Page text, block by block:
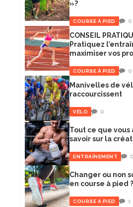
»?
COURSE À PIED 0
CONSEIL
Pratiquez
maximiser vos
COURSE À PIED 0
Manivelles de
raccourcissent
VÉLO 0
Tout ce que
savoir sur la
ENTRAÎNEMENT 0
Changer ou non
en course à pied ?
COURSE À PIED 1